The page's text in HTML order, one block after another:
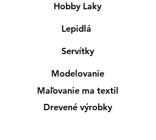
Hobby Laky
Lepidlá
Servítky
Modelovanie
Maľovanie ma textil
Drevené výrobky